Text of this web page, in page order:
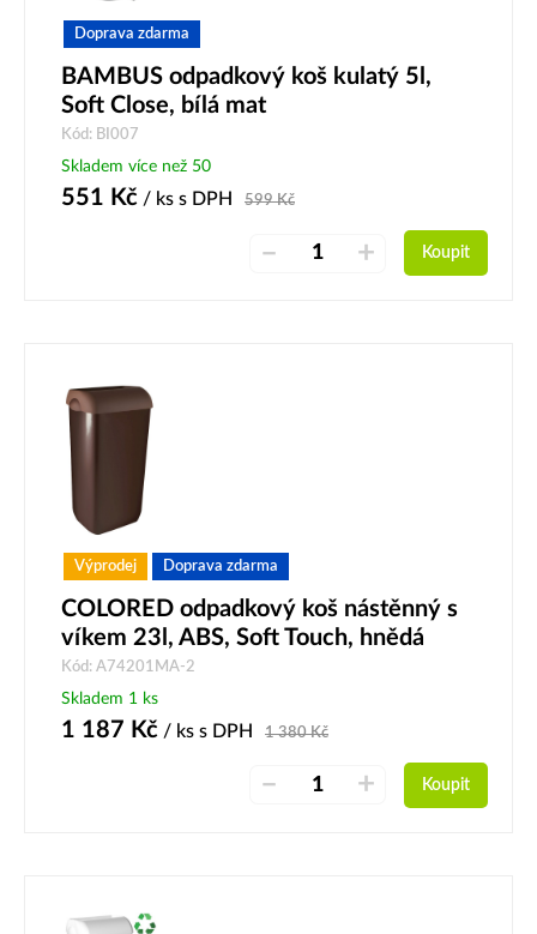
Doprava zdarma
BAMBUS odpadkový koš kulatý 5l,
Soft Close, bílá mat
Kód: BI007
Skladem více než 50
551 Kč / ks s DPH 599Kč
– + Koupit
Výprodej Doprava zdarma
COLORED odpadkový koš nástěnný s
víkem 23l, ABS, Soft Touch, hnědá
Kód: A74201MA-2
Skladem 1 ks
1 187 Kč / ks s DPH 1 380Kč
– + Koupit